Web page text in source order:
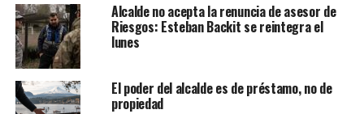
Alcalde no acepta la renuncia de asesor de
Riesgos: Esteban Backit se reintegra el
lunes
El poder del alcalde es de préstamo, no de
propiedad